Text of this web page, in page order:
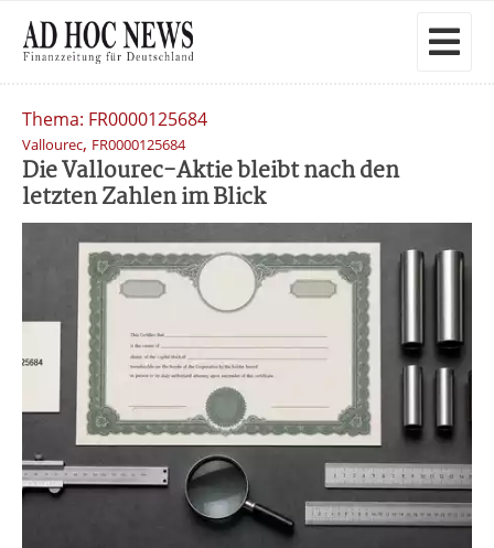
Thema: FR0000125684
Vallourec, FR0000125684
Die Vallourec-Aktie bleibt nach den
letzten Zahlen im Blick